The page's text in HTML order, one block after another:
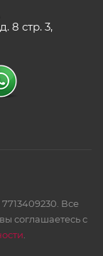
8 стр. 3,
Все
соглашаетесь с